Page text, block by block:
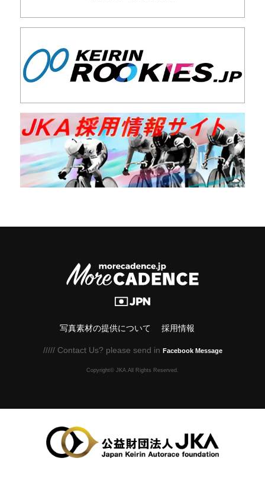
写真素材の提供について 採用情報
///// Contact Us? please send in Facebook Message
Copyright© JKA.All Rights Reserved.